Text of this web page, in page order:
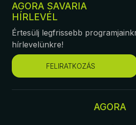
AGORA SAVARIA
HÍRLEVÉL
Értesülj legfrissebb
hírlevelünkre!
FELIRATKOZÁS
AGORA